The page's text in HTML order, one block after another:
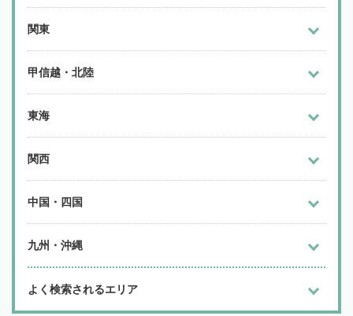
関東
甲信越・北陸
東海
関西
中国・四国
九州・沖縄
よく検索されるエリア